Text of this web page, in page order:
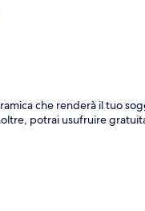
che renderà il tuo
potrai usufruire